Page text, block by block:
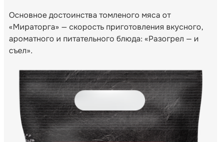
Основное достоинства томленого мяса от
«Мираторга» — скорость приготовления вкусного,
ароматного и питательного блюда: «Разогрел — и
съел».